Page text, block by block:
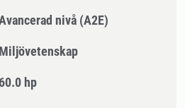
nivå (A2E)
Miljövetenskap
60.0 hp